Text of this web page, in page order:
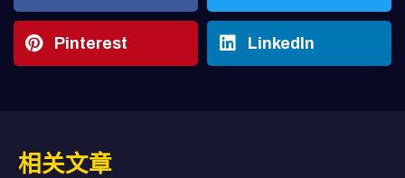
Pinterest LinkedIn
相关文章